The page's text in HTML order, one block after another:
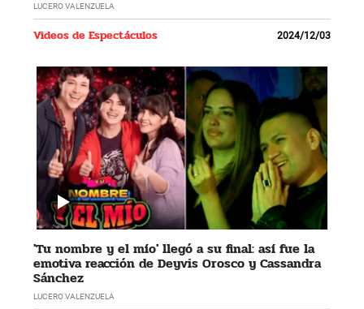
LUCERO VALENZUELA
Videos de Espectáculos 2024/12/03
'Tu nombre y el mío' llegó a su final: así fue la
emotiva reacción de Deyvis Orosco y Cassandra
Sánchez
LUCERO VALENZUELA